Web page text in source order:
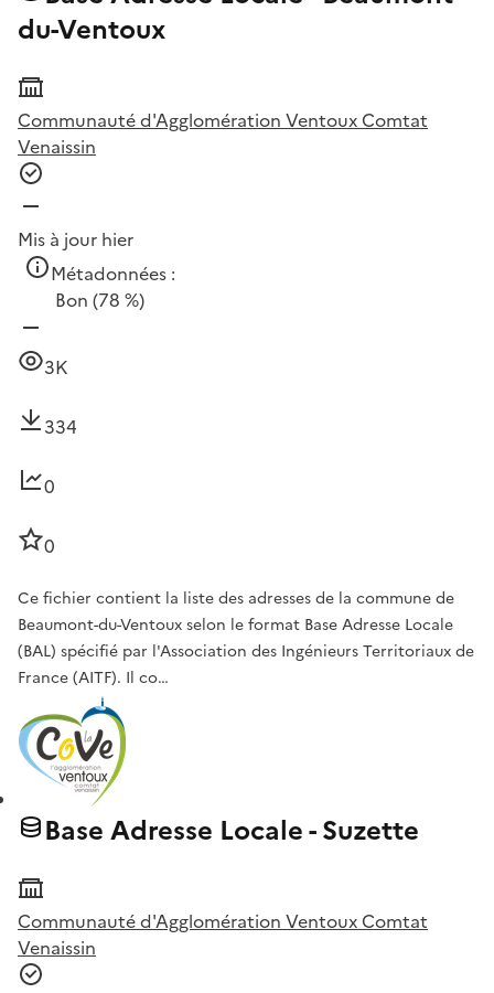
du-Ventoux
Communauté d'Agglomération Ventoux Comtat
Venaissin
Mis à jour hier
Métadonnées :
Bon (78 %)
3K
334
0
0
Ce fichier contient la liste des adresses de la commune de
Beaumont-du-Ventoux selon le format Base Adresse Locale
(BAL) spécifié par l'Association des Ingénieurs Territoriaux de
France (AITF). Il co…
Base Adresse Locale - Suzette
Communauté d'Agglomération Ventoux Comtat
Venaissin